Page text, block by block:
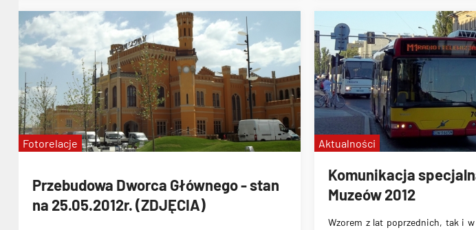
Przebudowa Dworca Głównego - stan
na 25.05.2012r. (ZDJĘCIA)
Fotorelacje
Komunikacja
Muzeów 2012
Wzorem z lat poprzednich, tak i
Aktualności